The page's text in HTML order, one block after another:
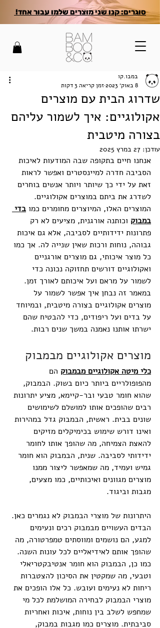
סוגרים: קנו שני מוצרים שלמו עבור אחד!
שדרוג הבית עם מוצרים
אקולוגיים: איך לשמור עליהם
בצורה מיטבית
במבו.קו
8 באוק׳ 2023
זמן קריאה 3 דקות
עודכן: 27 במרץ 2025
אנחנו חיים בתקופה שבה המודעות לאיכות
הסביבה חדרה למיינסטרים ואפשר לראות
זאת על ידי כך שיותר ויותר אנשים בוחרים
לשדרג את ביתם במוצרים אקולוגיים.
המוצרים האלו, המיוצרים מחומרים כמו בדי
במבוק וכותנה אורגנית, מציעים לא רק
פתרונות ידידותיים לסביבה, אלא גם איכות
גבוהה, נוחות ורכות שאין שנייה לה. אך כמו
כל מוצר איכותי, גם מוצרים אורגניים
ואקולוגיים דורשים תחזוקה נכונה כדי
לשמור על מראם ועל איכותם לאורך זמן.
במאמר זה נבחן איך אפשר לשמור על
מוצרים אקולוגיים בצורה מיטבית, ובמיוחד
על בדים ועל ריפודים, כדי להבטיח שהם
ישרתו אותנו נאמנה במשך שנים רבות.
מוצרים אקולוגיים מבמבוק
כלי מיטה אקולוגיים מבמבוק הם
מהפופולריים ביותר כיום בשוק. הבמבוק,
שהוא חומר טבעי ובר-קיימא, מציע יתרונות
רבים שהופכים אותו למושלם לשימושים
שונים בבית. ראשית, הבמבוק גדל במהירות
ואינו דורש שימוש בכימיקלים מזיקים
להאצת הצמיחה, מה שהופך אותו לחומר
ידידותי לסביבה. שנית, הבמבוק הוא חומר
גמיש ועמיד, מה שמאפשר ליצור ממנו
מוצרים מגוונים ואיכותיים, כמו מצעים,
מגבות וביגוד.
היתרונות של מוצרי הבמבוק לא נגמרים כאן.
הבדים העשויים מבמבוק רכים ונעימים
למגע, הם נושמים ומווסתים טמפרטורה, מה
שהופך אותם לאידיאליים לכל עונות השנה.
כמו כן, הבמבוק הוא חומר אנטיבקטריאלי
וטבעי, מה שמקטין את הסיכון להצטברות
ריחות לא נעימים ועובש. כל אלו הופכים את
מוצרי הבמבוק לבחירה המושלמת לכל מי
שמחפש לשלב בין נוחות, איכות ואחריות
סביבתית. מוצרים כמו מגבות במבוק,